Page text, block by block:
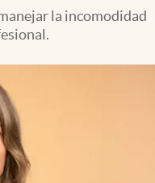
la incomodidad